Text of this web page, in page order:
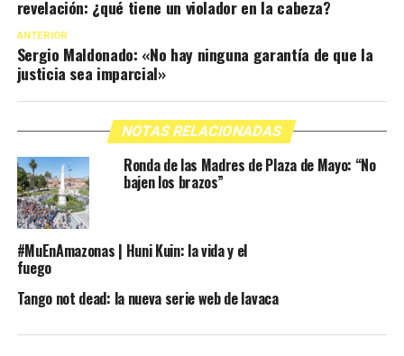
revelación: ¿qué tiene un violador en la cabeza?
ANTERIOR
Sergio Maldonado: «No hay ninguna garantía de que la
justicia sea imparcial»
NOTAS RELACIONADAS
Ronda de las Madres de Plaza de Mayo: “No
bajen los brazos”
#MuEnAmazonas | Huni Kuin: la vida y el
fuego
Tango not dead: la nueva serie web de lavaca